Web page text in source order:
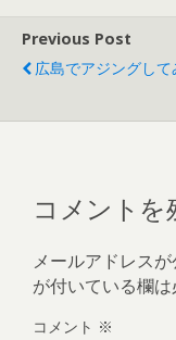
Previous Post
広島でアジングして
コメントを
メールアドレスが
が付いている欄
コメント ※